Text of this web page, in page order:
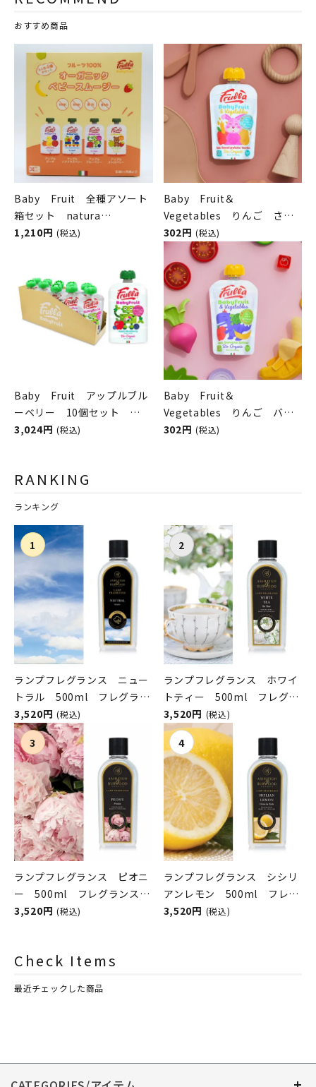
おすすめ商品
Baby Fruit 全種アソート
箱セット natura
nuova（ベビーフルーツ／ナ
1,210円 (税込)
Baby Fruit＆
Vegetables りんご さつ
まいも オーツ麦 natura
nuova（ベビーフルーツ＆ベ
ジタブル／ナチュラヌオヴ
ァ）
302円 (税込)
Baby Fruit アップルブル
ーベリー 10個セット
natura nuova（ベビーフル
3,024円 (税込)
Baby Fruit＆
Vegetables りんご バナ
ナ ほうれん草 natura
302円 (税込)
RANKING
ランキング
ランプフレグランス ニュー
トラル 500ml フレグラン
スランプ用オイル
ASHLEIGH&BURWOOD（ア
シュレイアンドバーウッド）
3,520円 (税込)
ランプフレグランス ホワイ
トティー 500ml フレグラ
ンスランプ用オイル
ASHLEIGH&BURWOOD（ア
シュレイアンドバーウッド）
3,520円 (税込)
ランプフレグランス ピオニ
ー 500ml フレグランスラ
ンプ用オイル
3,520円 (税込)
ランプフレグランス シシリ
アンレモン 500ml フレグ
ランスランプ用オイル
3,520円 (税込)
Check Items
最近チェックした商品